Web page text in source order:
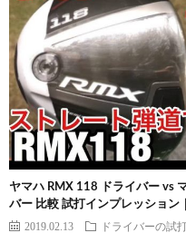
ヤマハ RMX 118 ドライバー vs
バー 比較 試打インプレッション
2019.02.13 ドライバーの試